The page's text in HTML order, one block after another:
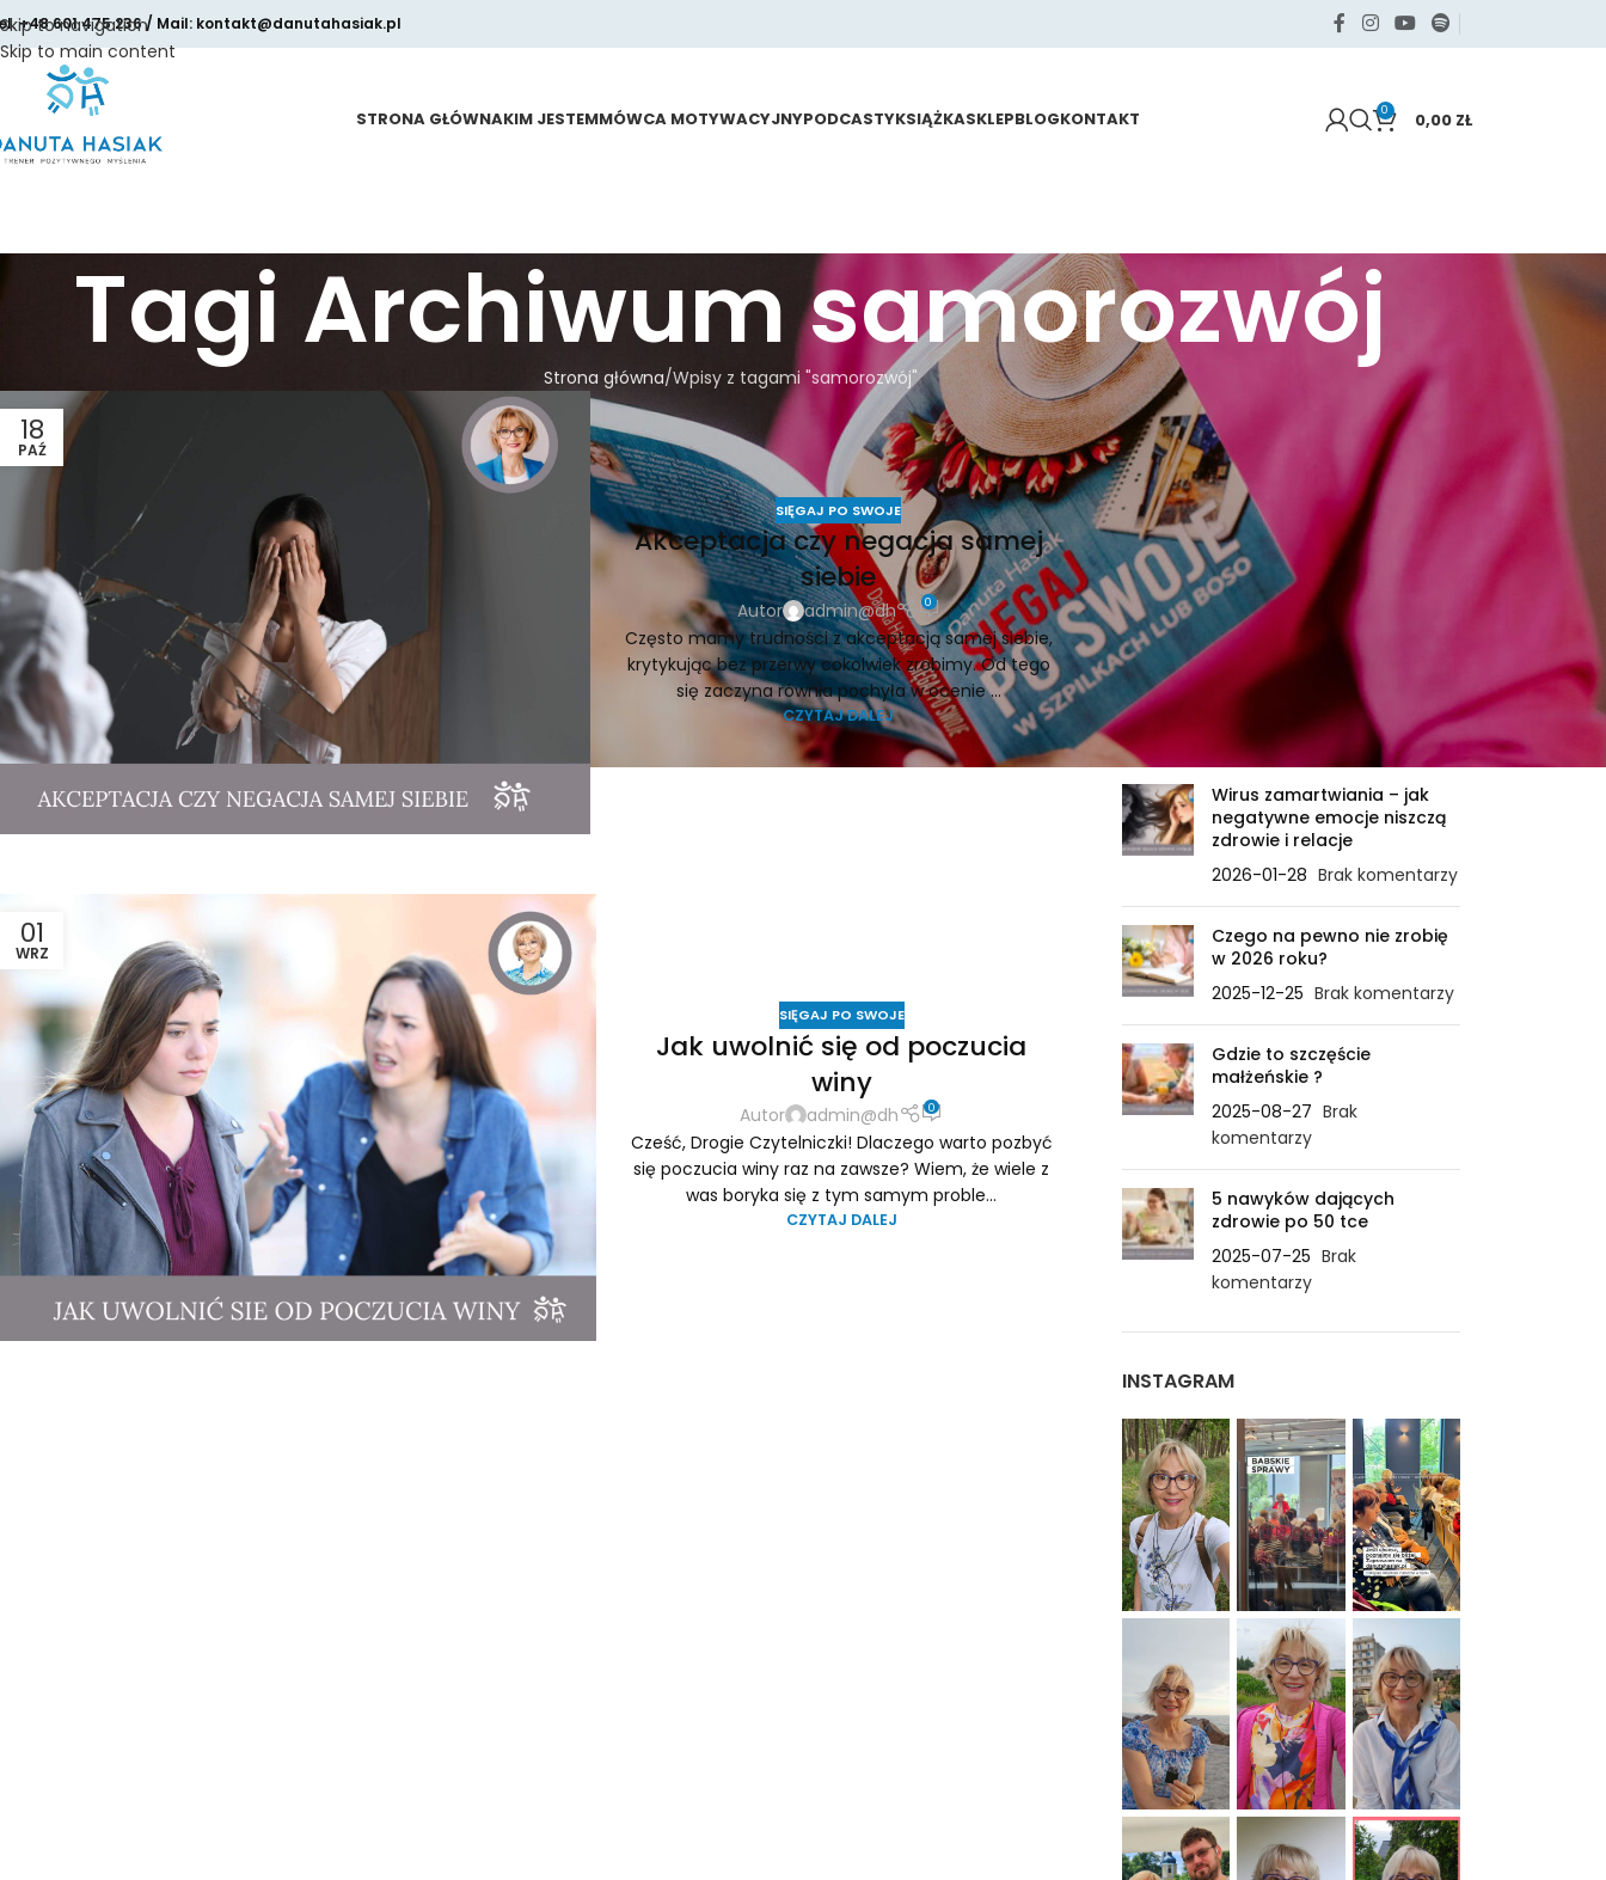
Skip to navigation
Skip to main content
+48 601 475 236 / Mail: kontakt@danutahasiak.pl
STRONA GŁÓWNAKIM JESTEMMÓWCA MOTYWACYJNYPODCASTYKSIĄŻKASKLEPBLOGKONTAKT 0 0,00 ZŁ
Tagi Archiwum samorozwój
Strona główna Wpisy z tagami "samorozwój"
18
PAŹ
SIĘGAJ PO SWOJE
Akceptacja czy negacja samej
siebie
Autor admin@dh 0
Często mamy trudności z akceptacją samej siebie,
krytykując bez przerwy cokolwiek zrobimy. Od tego
się zaczyna równia pochyła w ocenie ...
CZYTAJ DALEJ
01
WRZ
SIĘGAJ PO SWOJE
Jak uwolnić się od poczucia
winy
Autor admin@dh 0
Cześć, Drogie Czytelniczki! Dlaczego warto pozbyć
się poczucia winy raz na zawsze? Wiem, że wiele z
was boryka się z tym samym proble...
CZYTAJ DALEJ
KATEGORIE
Samo życie
Sięgaj po swoje
Zdrowie
OSTATNIE WPISY
Zanim ciało powie STOP – ile
sygnałów jeszcze
2026-02-21 Brak komentarzy
Wirus zamartwiania – jak
negatywne emocje niszczą
zdrowie i relacje
2026-01-28 Brak komentarzy
Czego na pewno nie zrobię
w 2026 roku?
2025-12-25 Brak komentarzy
Gdzie to szczęście
małżeńskie ?
2025-08-27 Brak
komentarzy
5 nawyków dających
zdrowie po 50 tce
2025-07-25 Brak
komentarzy
INSTAGRAM